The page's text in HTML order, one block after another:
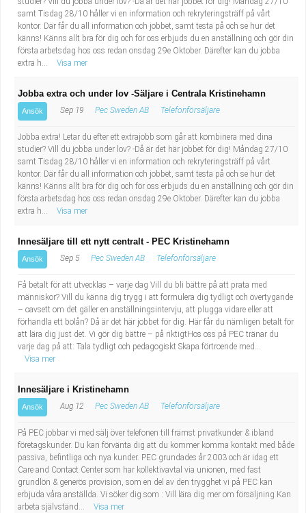
samt Tisdag 28/10 håller vi en information och rekryteringsträff på vårt
kontor. Där får du all information och jobbet, samt testa på och se hur det
känns! Känns allt bra för dig och för oss erbjuds du en anställning och gör din
första arbetsdag hos oss redan onsdag 29e Oktober. Därefter kan du jobba
extra h...
Visa mer
Jobba extra och under lov -Säljare i Centrala Kristinehamn
Ansök Sep 19 Pec Sweden AB Telefonförsäljare
Jobba extra! Letar du efter ett extrajobb som går att kombinera med dina
studier? Vill du jobba under lov? -Då är det här jobbet för dig! Måndag 27/10
samt Tisdag 28/10 håller vi en information och rekryteringsträff på vårt
kontor. Där får du all information och jobbet, samt testa på och se hur det
känns! Känns allt bra för dig och för oss erbjuds du en anställning och gör din
första arbetsdag hos oss redan onsdag 29e Oktober. Därefter kan du jobba
extra h...
Visa mer
Innesäljare till ett nytt centralt - PEC Kristinehamn
Ansök Sep 5 Pec Sweden AB Telefonförsäljare
Få betalt för att utvecklas – varje dag Vill du bli bättre på att prata med
människor? Vill du känna dig trygg i att formulera dig tydligt och övertygande
– oavsett om det gäller en anställningsintervju, att plugga vidare eller att
förhandla ett bolån? Då är det här jobbet för dig. Här får du nämligen betalt för
att lära dig just det. Vi gör dig bättre – på riktigtHos oss på PEC tränar du
varje dag på att: Tala tydligt och pedagogiskt Skapa förtroende med...
Visa mer
Innesäljare i Kristinehamn
Ansök Aug 12 Pec Sweden AB Telefonförsäljare
På PEC jobbar vi med sälj över telefonen till främst privatkunder & ibland
företagskunder. Du kan förvänta dig att du kommer komma kontakt med både
passiva, befintliga och nya kunder. PEC grundades år 2003 och är idag ett
Care and Contact Center som har kollektivavtal via unionen, med fast
grundlön & generös provision, som en del av den trygghet vi på PEC kan
erbjuda våra anställda. Vi söker dig som : Vill lära dig mer om försäljning Kan
arbeta självständ...
Visa mer